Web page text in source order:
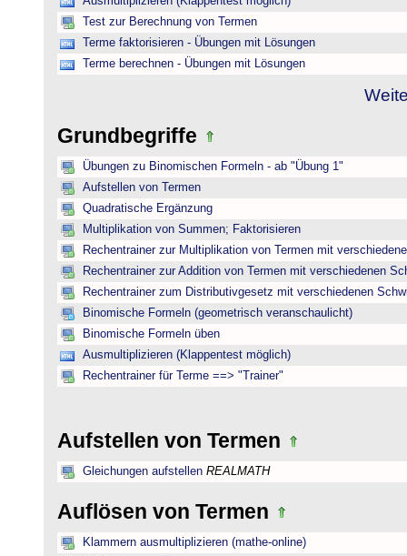
Test zur Berechnung von Termen
Terme faktorisieren - Übungen mit Lösungen
Terme berechnen - Übungen mit Lösungen
Grundbegriffe
Übungen zu Binomischen Formeln - ab "Übung 1"
Aufstellen von Termen
Quadratische Ergänzung
Multiplikation von Summen; Faktorisieren
Rechentrainer zur Multiplikation von Termen mit
Rechentrainer zur Addition von Termen mit verschiedenen
Rechentrainer zum Distributivgesetz mit verschiedenen
Binomische Formeln (geometrisch veranschaulicht)
Binomische Formeln üben
Ausmultiplizieren (Klappentest möglich)
Rechentrainer für Terme ==> "Trainer"
Aufstellen von Termen
Gleichungen aufstellen REALMATH
Auflösen von Termen
Klammern ausmultiplizieren (mathe-online)